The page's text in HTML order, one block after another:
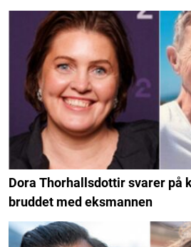
Dora Thorhallsdottir svarer på
bruddet med eksmannen